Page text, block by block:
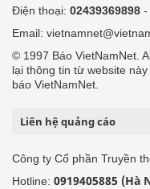
Điện thoại: 02439369898 -
Email:
© 1997 Báo VietNamNet.
lại thông tin từ website
báo VietNamNet.
Liên hệ quảng cáo
Công ty Cổ phần Truyền
Hotline: 0919405885 (Hà